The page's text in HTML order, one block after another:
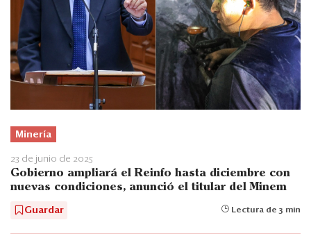
Minería
23 de junio de 2025
Gobierno ampliará el Reinfo hasta diciembre con
nuevas condiciones, anunció el titular del Minem
Guardar Lectura de 3 min